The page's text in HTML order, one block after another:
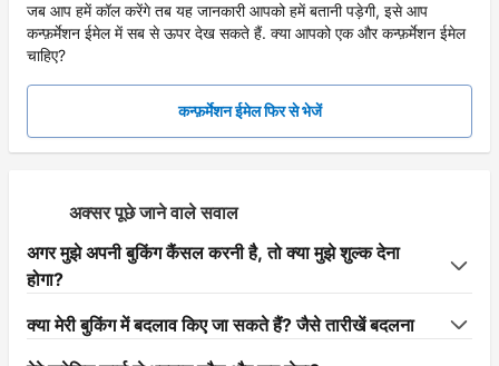
जब आप हमें कॉल करेंगे तब यह जानकारी आपको हमें बतानी पड़ेगी, इसे आप
कन्फ़र्मेशन ईमेल में सब से ऊपर देख सकते हैं. क्या आपको एक और कन्फ़र्मेशन ईमेल
चाहिए?
कन्फ़र्मेशन ईमेल फिर से भेजें
अक्सर पूछे जाने वाले सवाल
अगर मुझे अपनी बुकिंग कैंसल करनी है, तो क्या मुझे शुल्क देना
होगा?
क्या मेरी बुकिंग में बदलाव किए जा सकते हैं? जैसे तारीखें बदलना